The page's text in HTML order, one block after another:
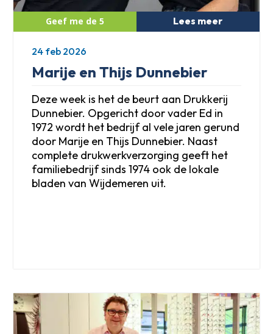
Marije en Thijs Dunnebier
Deze week is het de beurt aan Drukkerij
Dunnebier. Opgericht door vader Ed in
1972 wordt het bedrijf al vele jaren gerund
door Marije en Thijs Dunnebier. Naast
complete drukwerkverzorging geeft het
familiebedrijf sinds 1974 ook de lokale
bladen van Wijdemeren uit.
Lees meer
24 feb 2026